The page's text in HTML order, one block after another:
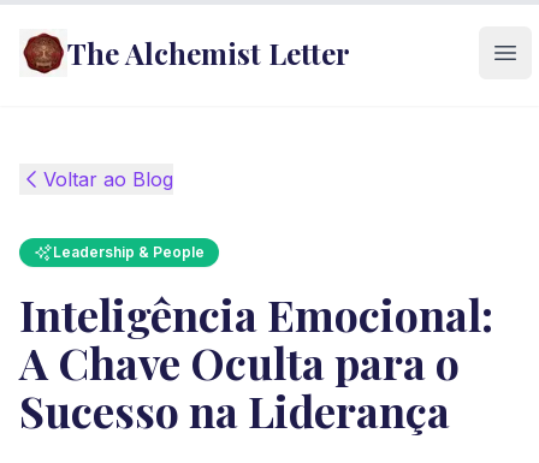
The Alchemist Letter
Voltar ao Blog
Leadership & People
Inteligência Emocional:
A Chave Oculta para o
Sucesso na Liderança